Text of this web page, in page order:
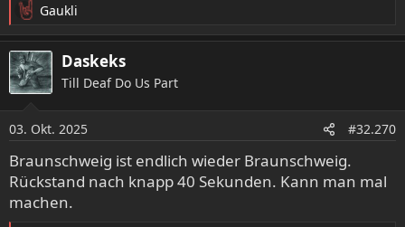
R
e
a
k
t
o
n
e
n
:
Gaukli
Daskeks
Till Deaf Do Us Part
03. Okt. 2025 #32.270
Braunschweig ist endlich wieder Braunschweig.
Rückstand nach knapp 40 Sekunden. Kann man mal
machen.